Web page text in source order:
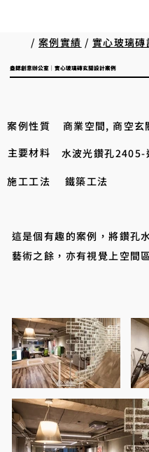
/案例實績 / 實心玻璃磚
這是個有趣的案例，將鑽孔
藝術之餘，亦有視覺上空間
案例性質
商業空間, 商空玄
主要材料
水波光鑽孔2405-
施工工法 鐵築工法
盎鍶創意辦公室｜實心玻璃磚玄關設計案例